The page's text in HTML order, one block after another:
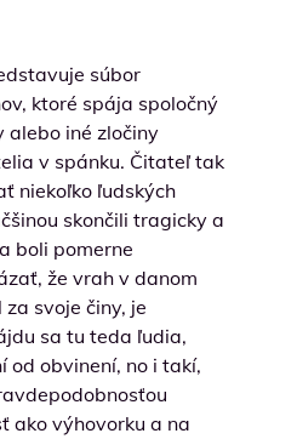
súbor
ktoré spája spoločný
alebo iné zločiny
v spánku. Čitateľ tak
niekoľko ľudských
skončili tragicky a
boli pomerne
že vrah v danom
svoje činy, je
sa tu teda ľudia,
od obvinení, no i takí,
ako výhovorku a na